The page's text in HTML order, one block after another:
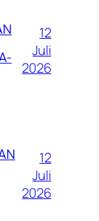
12
Juli
2026
12
Juli
2026